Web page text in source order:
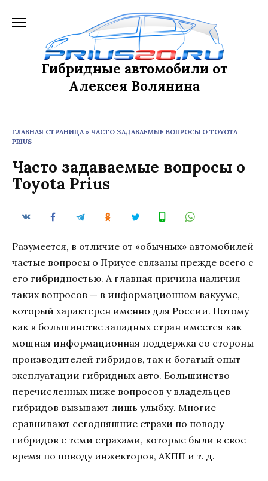
содержанию
Гибридные автомобили от
Алексея Волянина
ГЛАВНАЯ СТРАНИЦА» ЧАСТО ЗАДАВАЕМЫЕ ВОПРОСЫ О TOYOTA
PRIUS
Часто задаваемые вопросы о
Toyota Prius
Разумеется, в отличие от «обычных» автомобилей
частые вопросы о Приусе связаны прежде всего с
его гибридностью. А главная причина наличия
таких вопросов — в информационном вакууме,
который характерен именно для России. Потому
как в большинстве западных стран имеется как
мощная информационная поддержка со стороны
производителей гибридов, так и богатый опыт
эксплуатации гибридных авто. Большинство
перечисленных ниже вопросов у владельцев
гибридов вызывают лишь улыбку. Многие
сравнивают сегодняшние страхи по поводу
гибридов с теми страхами, которые были в свое
время по поводу инжекторов, АКПП и т. д.